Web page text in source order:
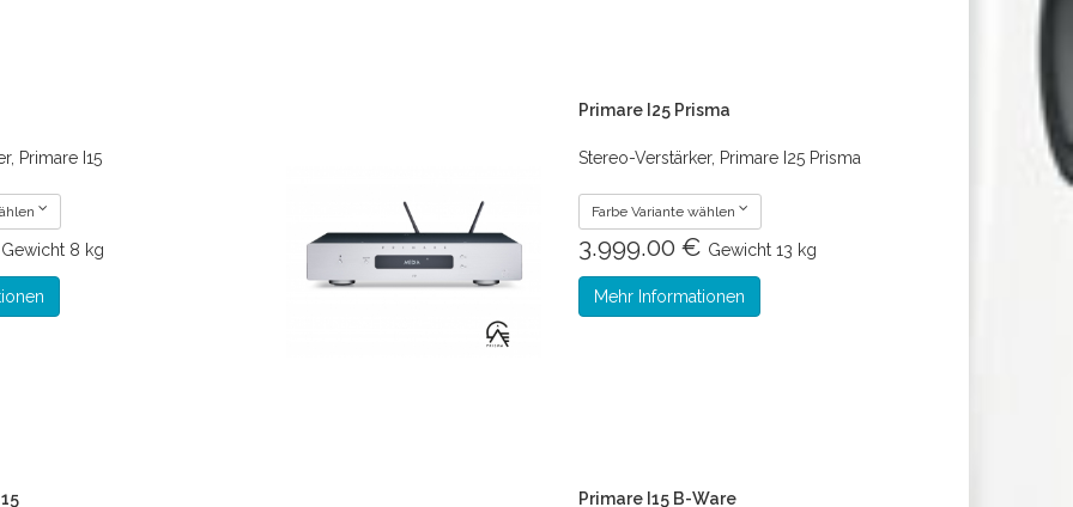
Primare I15
Gewicht 8 kg
Primare I25 Prisma
Stereo-Verstärker, Primare I25 Prisma
Farbe Variante wählen
3.999.00 € Gewicht 13 kg
Mehr Informationen
Primare I15 B-Ware